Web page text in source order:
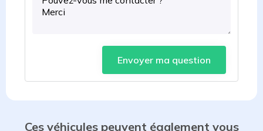
Envoyer ma question
Ces véhicules peuvent également vous